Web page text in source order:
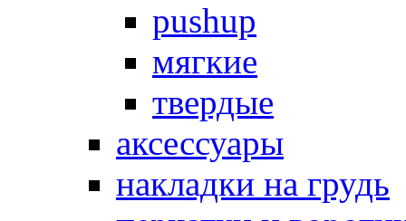
pushup
мягкие
твердые
аксессуары
накладки на грудь